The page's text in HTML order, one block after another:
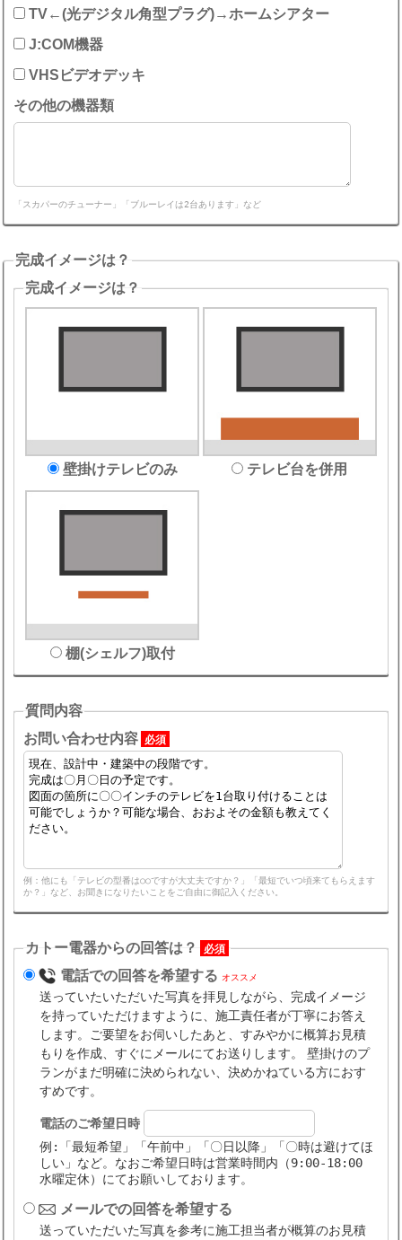
TV←(光デジタル角型プラグ)→ホームシアター
J:COM機器
VHSビデオデッキ
その他の機器類
「スカパーのチューナー」「ブルーレイは2台あります」など
完成イメージは？
完成イメージは？
壁掛けテレビのみ テレビ台を併用
棚(シェルフ)取付
質問内容
お問い合わせ内容 必須
例：他にも「テレビの型番は○○ですが大丈夫ですか？」「最短でいつ頃来てもらえます
か？」など、お聞きになりたいことをご自由に御記入ください。
カトー電器からの回答は？ 必須
電話での回答を希望する オススメ
送っていたいただいた写真を拝見しながら、完成イメージ
を持っていただけますように、施工責任者が丁寧にお答え
します。ご要望をお伺いしたあと、すみやかに概算お見積
もりを作成、すぐにメールにてお送りします。 壁掛けのプ
ランがまだ明確に決められない、決めかねている方におす
すめです。
電話のご希望日時
例:「最短希望」「午前中」「〇日以降」「〇時は避けてほ
しい」など。なおご希望日時は営業時間内（9:00-18:00
水曜定休）にてお願いしております。
メールでの回答を希望する
送っていただいた写真を参考に施工担当者が概算のお見積